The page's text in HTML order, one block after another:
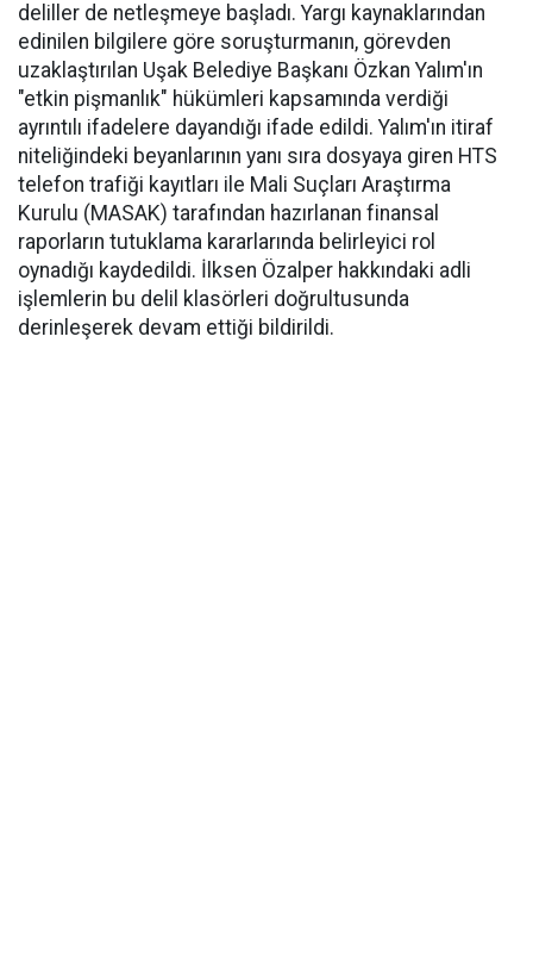
deliller de netleşmeye başladı. Yargı kaynaklarından
edinilen bilgilere göre soruşturmanın, görevden
uzaklaştırılan Uşak Belediye Başkanı Özkan Yalım'ın
"etkin pişmanlık" hükümleri kapsamında verdiği
ayrıntılı ifadelere dayandığı ifade edildi. Yalım'ın itiraf
niteliğindeki beyanlarının yanı sıra dosyaya giren HTS
telefon trafiği kayıtları ile Mali Suçları Araştırma
Kurulu (MASAK) tarafından hazırlanan finansal
raporların tutuklama kararlarında belirleyici rol
oynadığı kaydedildi. İlksen Özalper hakkındaki adli
işlemlerin bu delil klasörleri doğrultusunda
derinleşerek devam ettiği bildirildi.